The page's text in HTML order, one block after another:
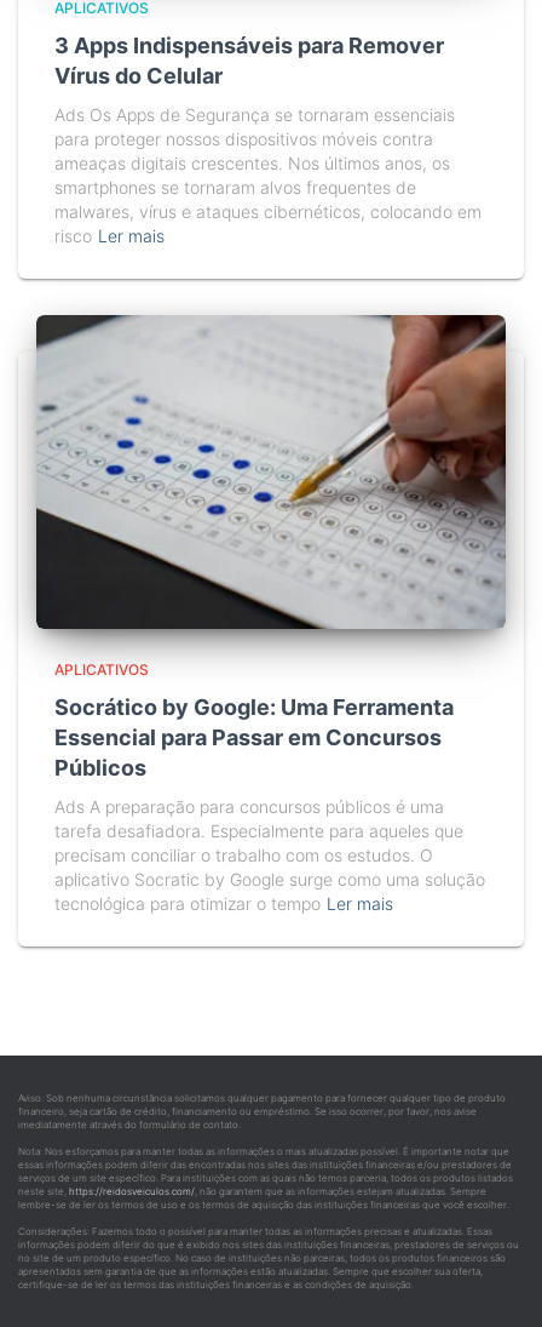
APLICATIVOS
3 Apps Indispensáveis para Remover
Vírus do Celular
Ads Os Apps de Segurança se tornaram essenciais
para proteger nossos dispositivos móveis contra
ameaças digitais crescentes. Nos últimos anos, os
smartphones se tornaram alvos frequentes de
malwares, vírus e ataques cibernéticos, colocando em
risco Ler mais
APLICATIVOS
Socrático by Google: Uma Ferramenta
Essencial para Passar em Concursos
Públicos
Ads A preparação para concursos públicos é uma
tarefa desafiadora. Especialmente para aqueles que
precisam conciliar o trabalho com os estudos. O
aplicativo Socratic by Google surge como uma solução
tecnológica para otimizar o tempo Ler mais
Aviso: Sob nenhuma circunstância solicitamos qualquer pagamento para fornecer qualquer tipo de produto
financeiro, seja cartão de crédito, financiamento ou empréstimo. Se isso ocorrer, por favor, nos avise
imediatamente através do formulário de contato.
Nota: Nos esforçamos para manter todas as informações o mais atualizadas possível. É importante notar que
essas informações podem diferir das encontradas nos sites das instituições financeiras e/ou prestadores de
serviços de um site específico. Para instituições com as quais não temos parceria, todos os produtos listados
neste site, https://reidosveiculos.com/, não garantem que as informações estejam atualizadas. Sempre
lembre-se de ler os termos de uso e os termos de aquisição das instituições financeiras que você escolher.
Considerações: Fazemos todo o possível para manter todas as informações precisas e atualizadas. Essas
informações podem diferir do que é exibido nos sites das instituições financeiras, prestadores de serviços ou
no site de um produto específico. No caso de instituições não parceiras, todos os produtos financeiros são
apresentados sem garantia de que as informações estão atualizadas. Sempre que escolher sua oferta,
certifique-se de ler os termos das instituições financeiras e as condições de aquisição.